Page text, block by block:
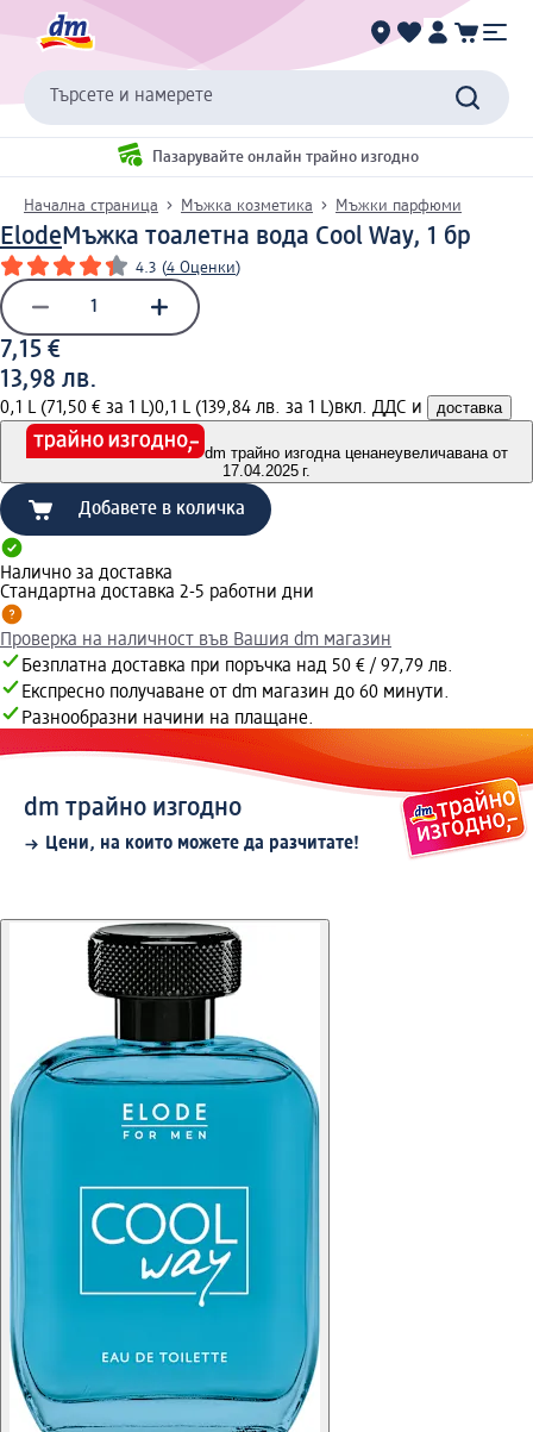
Търсете и намерете
Пазарувайте онлайн трайно изгодно
Начална страница Мъжка козметика Мъжки парфюми
ElodeМъжка тоалетна вода Cool Way, 1 бр
4.3 (4 Оценки)
7,15 €
13,98 лв.
0,1 L (71,50 € за 1 L)0,1 L (139,84 лв. за 1 L)вкл. ДДС и доставка
dm трайно изгодна ценанеувеличавана от
17.04.2025 г.
Добавете в количка
Налично за доставка
Стандартна доставка 2-5 работни дни
Проверка на наличност във Вашия dm магазин
Безплатна доставка при поръчка над 50 € / 97,79 лв.
Експресно получаване от dm магазин до 60 минути.
Разнообразни начини на плащане.
dm трайно изгодно
Цени, на които можете да разчитате!